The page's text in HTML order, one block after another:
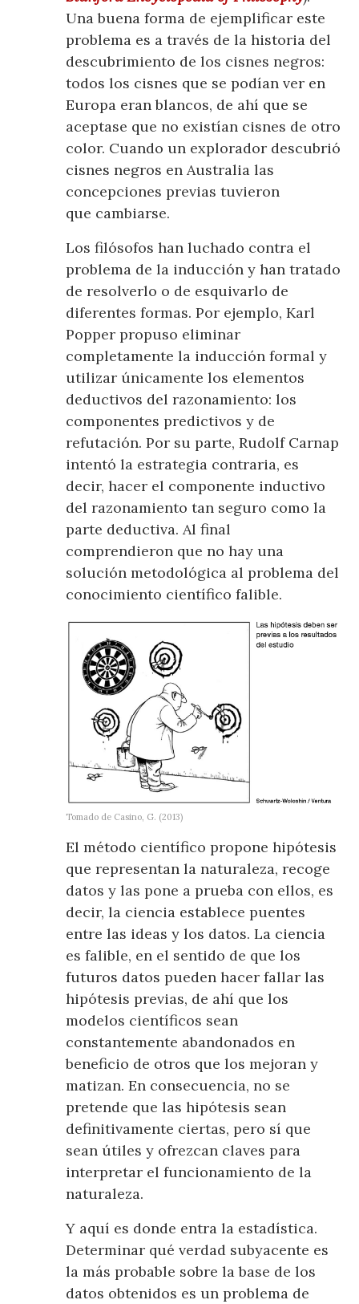
Una buena forma de ejemplificar este
problema es a través de la historia del
descubrimiento de los cisnes negros:
todos los cisnes que se podían ver en
Europa eran blancos, de ahí que se
aceptase que no existían cisnes de otro
color. Cuando un explorador descubrió
cisnes negros en Australia las
concepciones previas tuvieron
que cambiarse.
Los filósofos han luchado contra el
problema de la inducción y han tratado
de resolverlo o de esquivarlo de
diferentes formas. Por ejemplo, Karl
Popper propuso eliminar
completamente la inducción formal y
utilizar únicamente los elementos
deductivos del razonamiento: los
componentes predictivos y de
refutación. Por su parte, Rudolf Carnap
intentó la estrategia contraria, es
decir, hacer el componente inductivo
del razonamiento tan seguro como la
parte deductiva. Al final
comprendieron que no hay una
solución metodológica al problema del
conocimiento científico falible.
Tomado de Casino, G. (2013)
El método científico propone hipótesis
que representan la naturaleza, recoge
datos y las pone a prueba con ellos, es
decir, la ciencia establece puentes
entre las ideas y los datos. La ciencia
es falible, en el sentido de que los
futuros datos pueden hacer fallar las
hipótesis previas, de ahí que los
modelos científicos sean
constantemente abandonados en
beneficio de otros que los mejoran y
matizan. En consecuencia, no se
pretende que las hipótesis sean
definitivamente ciertas, pero sí que
sean útiles y ofrezcan claves para
interpretar el funcionamiento de la
naturaleza.
Y aquí es donde entra la estadística.
Determinar qué verdad subyacente es
la más probable sobre la base de los
datos obtenidos es un problema de